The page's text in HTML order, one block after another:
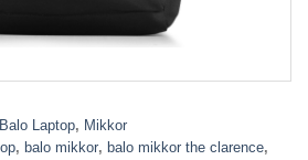
Balo Laptop, Mikkor
, balo mikkor, balo mikkor the clarence,